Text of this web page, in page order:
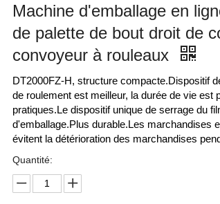
Machine d'emballage en
de palette de bout droit de
convoyeur à rouleaux
DT2000FZ-H, structure compacte.Dispositif
de roulement est meilleur, la durée de vie est
pratiques.Le dispositif unique de serrage du
d'emballage.Plus durable.Les marchandises
évitent la détérioration des marchandises
Quantité: